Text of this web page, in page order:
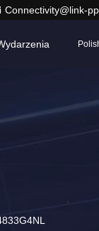
Connectivity@link-